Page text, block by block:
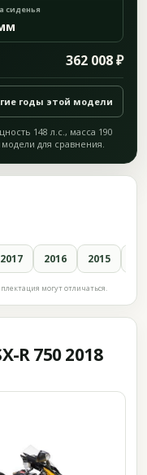
сиденья
362 008 ₽
годы этой модели
148 л.с., масса 190
для сравнения.
2017 2016 2015
могут отличаться.
R 750 2018